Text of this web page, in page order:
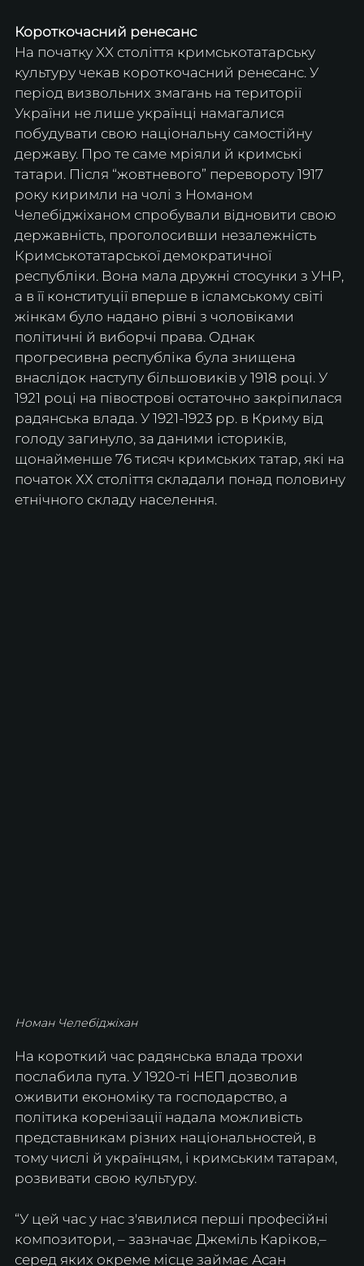
Короткочасний ренесанс
На початку XX століття кримськотатарську
культуру чекав короткочасний ренесанс. У
період визвольних змагань на території
України не лише українці намагалися
побудувати свою національну самостійну
державу. Про те саме мріяли й кримські
татари. Після “жовтневого” перевороту 1917
року киримли на чолі з Номаном
Челебіджіханом спробували відновити свою
державність, проголосивши незалежність
Кримськотатарської демократичної
республіки. Вона мала дружні стосунки з УНР,
а в її конституції вперше в ісламському світі
жінкам було надано рівні з чоловіками
політичні й виборчі права. Однак
прогресивна республіка була знищена
внаслідок наступу більшовиків у 1918 році. У
1921 році на півострові остаточно закріпилася
радянська влада. У 1921-1923 рр. в Криму від
голоду загинуло, за даними істориків,
щонайменше 76 тисяч кримських татар, які на
початок ХХ століття складали понад половину
етнічного складу населення.
Номан Челебіджіхан
На короткий час радянська влада трохи
послабила пута. У 1920-ті НЕП дозволив
оживити економіку та господарство, а
політика коренізації надала можливість
представникам різних національностей, в
тому числі й українцям, і кримським татарам,
розвивати свою культуру.
“У цей час у нас з'явилися перші професійні
композитори, – зазначає Джеміль Каріков,–
серед яких окреме місце займає Асан